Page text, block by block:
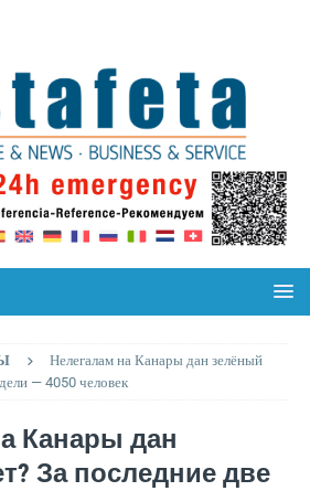
Нелегалам на Канары дан зелёный
— 4050 человек
Канары дан
За последние две